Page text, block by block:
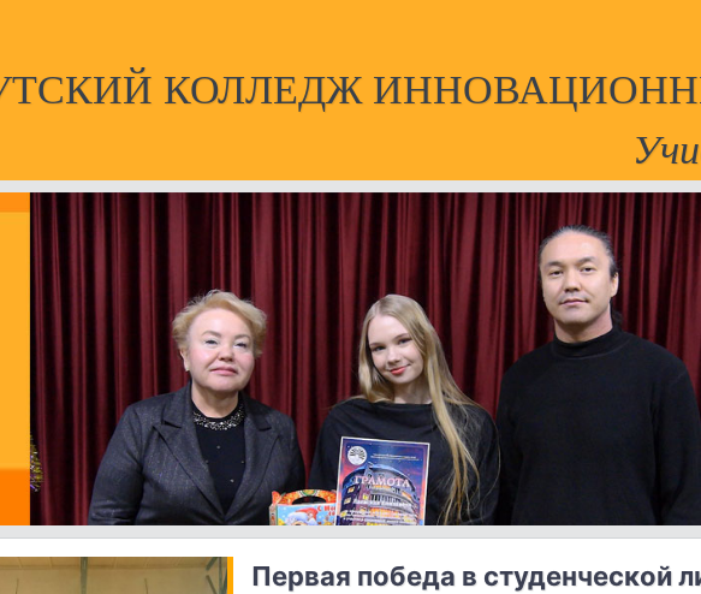
КОЛЛЕДЖ
Первая победа в студенческой